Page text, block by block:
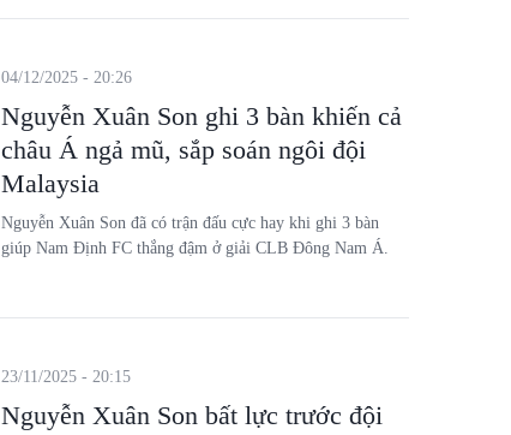
Nguyễn Xuân Son ghi 3 bàn khiến cả
châu Á ngả mũ, sắp soán ngôi đội
Malaysia
04/12/2025 - 20:26
Nguyễn Xuân Son đã có trận đấu cực hay khi ghi 3 bàn
giúp Nam Định FC thắng đậm ở giải CLB Đông Nam Á.
Nguyễn Xuân Son bất lực trước đội
23/11/2025 - 20:15